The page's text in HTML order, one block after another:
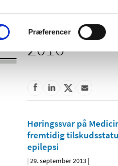
Præferencer
2016
Høringssvar på
fremtidig
epilepsi
|29. september 2013 |